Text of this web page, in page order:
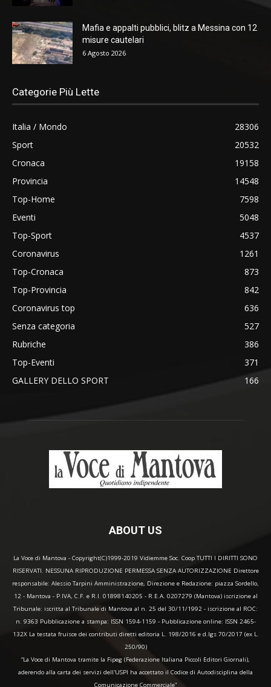
Mafia e appalti pubblici, blitz a Messina con 12
misure cautelari
6 Agosto 2026
Categorie Più Lette
Italia / Mondo
28306
Sport
20532
Cronaca
19158
Provincia
14548
Top-Home
7598
Eventi
5048
Top-Sport
4537
Coronavirus
1261
Top-Cronaca
873
Top-Provincia
842
Coronavirus top
636
Senza categoria
527
Rubriche
386
Top-Eventi
371
GALLERY DELLO SPORT
166
ABOUT US
La Voce di Mantova - Copyright(C)1999-2019 Vidiemme Soc. Coop TUTTI I DIRITTI SONO
RISERVATI. NESSUNA RIPRODUZIONE PERMESSA SENZA AUTORIZZAZIONE Direttore
responsabile: Alessio Tarpini Amministrazione, Direzione e Redazione: piazza Sordello,
12 - Mantova - P.IVA, C.F. e R.I. 01898140205 - R.E.A. 0207279 (Mantova) iscrizione al
Tribunale: iscritta al Tribunale di Mantova al n. 25 del 30/11/1992 - iscrizione al ROC:
n. 9363 Pubblicazione a stampa: ISSN 1594-1159 - Pubblicazione online: ISSN 2465-
132X La testata fruisce dei contributi diretti editoria L. 198/2016 e d.lgs 70/2017 (ex L.
250/90)
“La Voce di Mantova tramite la Fipeg (Federazione Italiana Piccoli Editori Giornali),
aderendo alla carta dei servizi dell'USPI ha accettato il Codice di Autodisciplina della
Comunicazione Commerciale"